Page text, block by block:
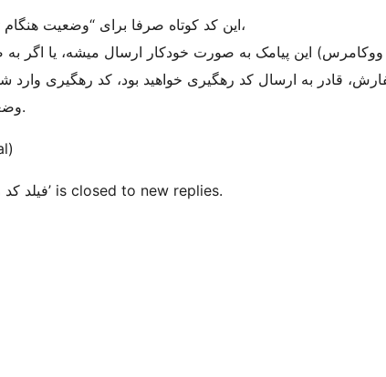
این کد کوتاه صرفا برای “وضعیت هنگام ثبت بارکد پستی” قابل استفاده خواهد بود،
این پیامک به صورت خودکار ارسال میشه، یا اگر
قادر به ارسال کد رهگیری خواهید بود، کد رهگیری
وضعیت ثبت کردید جایگذاری و ارسال میشه.
The topic ‘فیلد کد رهگیری مرسولات پستی کجاست؟’ is closed to new replies.